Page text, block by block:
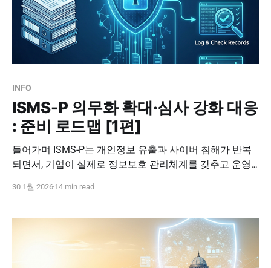
INFO
ISMS-P 의무화 확대·심사 강화 대응
: 준비 로드맵 [1편]
들어가며 ISMS-P는 개인정보 유출과 사이버 침해가 반복
되면서, 기업이 실제로 정보보호 관리체계를 갖추고 운영
단발성 보안 솔루션 도입이나 문서 정리만으로는 사고를
호를 함께 묶어 점검하는 기준이 필요해졌고, 그 결과가
ISMS-P로 정리됐습니다. 즉 ISMS-P는 규정 준수용 체크리
스트가 아니라, 사고를
30 1월 2026 14 min read